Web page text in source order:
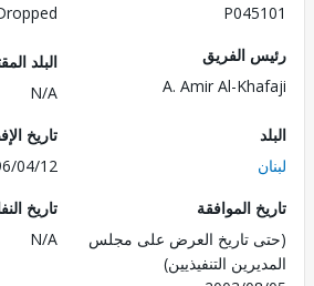
Dropped
الفريق
A. Amir Al-
البلد المقترض
تاريخ الإفصاح
1996/04/12
الموافقة
تاريخ العرض على مجلس
التنفيذيين)
تاريخ النفاذ
N/A